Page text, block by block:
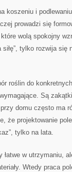
koszeniu i
prowadzi się
wolą spokojny
tylko rozwija się
roślin do
Są
domu często ma
że projektowanie
tylko na lata.
w utrzymaniu,
Wtedy praca